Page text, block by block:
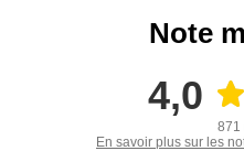
Note
4,0
871
En savoir plus sur les